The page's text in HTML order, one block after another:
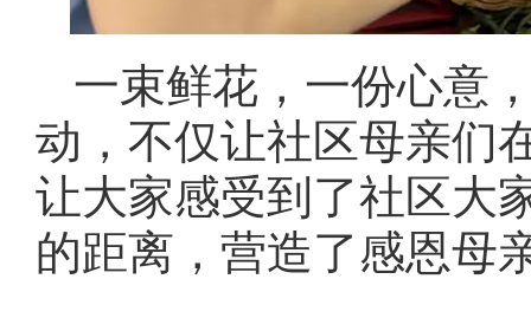
一束鲜花，一份心意
动，不仅让社区母亲们
让大家感受到了社区大
的距离，营造了感恩母